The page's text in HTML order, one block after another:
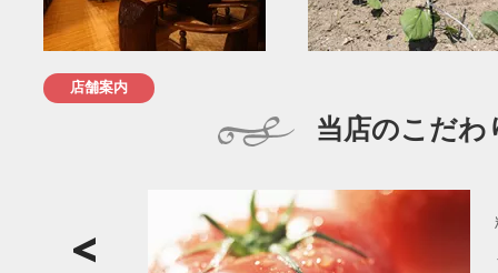
店舗案内
当店のこだわ